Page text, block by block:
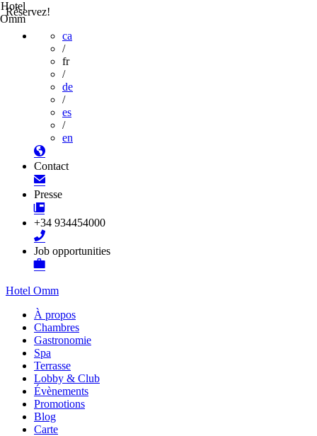
Réservez!
ca
/
fr
/
de
/
es
/
en
Contact
Presse
+34 934454000
Job opportunities
Hotel Omm
À propos
Chambres
Gastronomie
Spa
Terrasse
Lobby & Club
Évènements
Promotions
Blog
Carte
Hotel
Omm